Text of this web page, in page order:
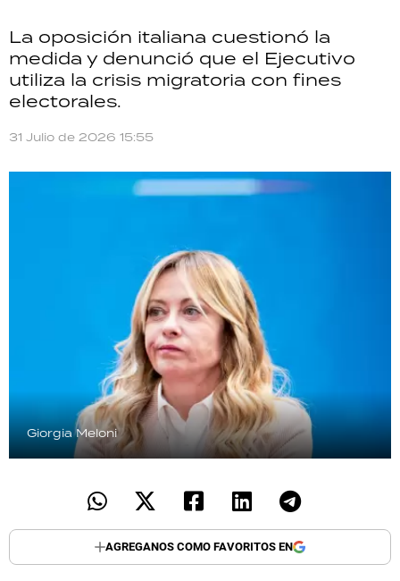
La oposición italiana cuestionó la
medida y denunció que el Ejecutivo
utiliza la crisis migratoria con fines
electorales.
31 Julio de 2026 15:55
Giorgia Meloni
AGREGANOS COMO FAVORITOS EN